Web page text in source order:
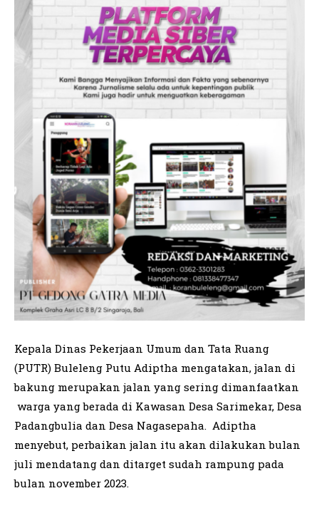
Kepala Dinas Pekerjaan Umum dan Tata Ruang
(PUTR) Buleleng Putu Adiptha mengatakan, jalan di
bakung merupakan jalan yang sering dimanfaatkan
warga yang berada di Kawasan Desa Sarimekar, Desa
Padangbulia dan Desa Nagasepaha. Adiptha
menyebut, perbaikan jalan itu akan dilakukan bulan
juli mendatang dan ditarget sudah rampung pada
bulan november 2023.